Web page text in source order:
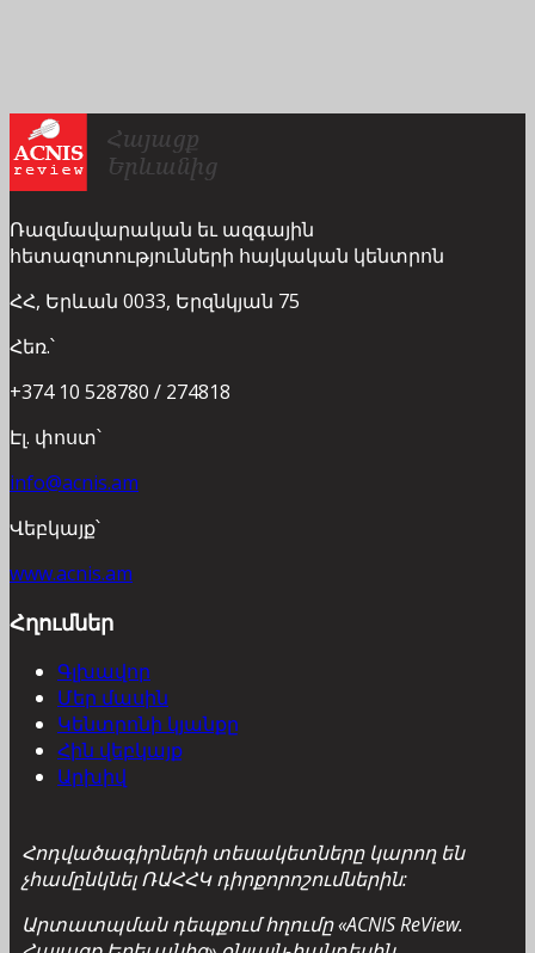
Ռազմավարական եւ ազգային
հետազոտությունների հայկական կենտրոն
ՀՀ, Երևան 0033, Երզնկյան 75
Հեռ.՝
+374 10 528780 / 274818
Էլ. փոստ՝
info@acnis.am
Վեբկայք՝
www.acnis.am
Հղումներ
Գլխավոր
Մեր մասին
Կենտրոնի կյանքը
Հին վեբկայք
Արխիվ
Հոդվածագիրների տեսակետները կարող են
չհամընկնել ՌԱՀՀԿ դիրքորոշումներին:
Արտատպման դեպքում հղումը «ACNIS ReView.